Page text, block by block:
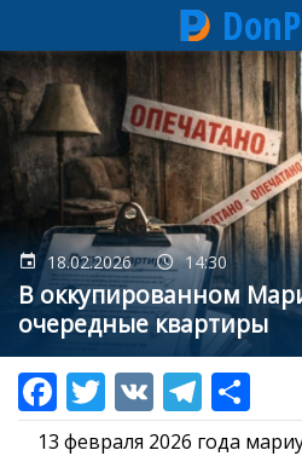
Перейти
к
основному
содержанию
18.02.2026 14:30
В оккупированном
очередные квартиры
13 февраля 2026 года